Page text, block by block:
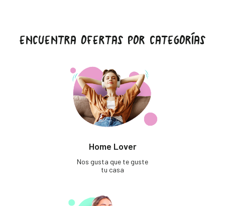
ENCUENTRA OFERTAS POR CATEGORÍAS
Home Lover
Nos gusta que te guste
tu casa